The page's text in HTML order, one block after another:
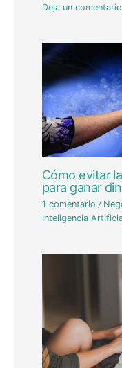
Deja un comentario
Cómo evitar
para ganar
1 comentario /
Inteligencia